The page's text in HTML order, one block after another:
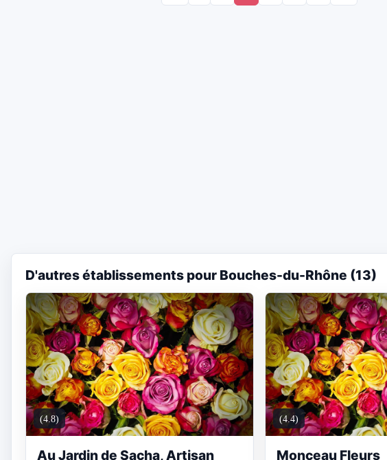
D'autres établissements pour Bouches-du-Rhône (13)
(4.8)
Au Jardin de Sacha, Artisan
(4.4)
Monceau Fleurs